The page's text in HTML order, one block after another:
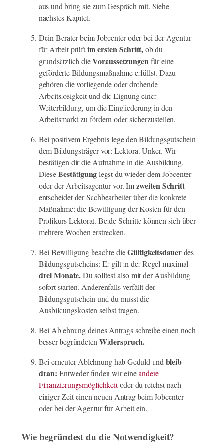
aus und bring sie zum Gespräch mit. Siehe
nächstes Kapitel.
Dein Berater beim Jobcenter oder bei der Agentur
für Arbeit prüftim ersten Schritt,ob du
grundsätzlich dieVoraussetzungen für eine
geförderte Bildungsmaßnahme erfüllst. Dazu
gehören die vorliegende oder drohende
Arbeitslosigkeit und die Eignung einer
Weiterbildung, um die Eingliederung in den
Arbeitsmarkt zu fördern oder sicherzustellen.
Bei positivem Ergebnis lege den Bildungsgutschein
dem Bildungsträger vor: Lektorat Unker. Wir
bestätigen dir die Aufnahme in die Ausbildung.
DieseBestätigunglegst du wieder dem Jobcenter
oder der Arbeitsagentur vor. Imzweiten Schritt
entscheidet der Sachbearbeiter über die konkrete
Maßnahme: die Bewilligung der Kosten für den
Profikurs Lektorat. Beide Schritte können sich über
mehrere Wochen erstrecken.
Bei Bewilligung beachte dieGültigkeitsdauerdes
Bildungsgutscheins: Er gilt in der Regel maximal
drei Monate.Du solltest also mit der Ausbildung
sofort starten. Anderenfalls verfällt der
Bildungsgutschein und du musst die
Ausbildungskosten selbst tragen.
Bei Ablehnung deines Antrags schreibe einen noch
besser begründeten Widerspruch.
Bei erneuter Ablehnung hab Geduld undbleib
dran: Entweder finden wir eineandere
Finanzierungsmöglichkeitoder du reichst nach
einiger Zeit einen neuen Antrag beim Jobcenter
oder bei der Agentur für Arbeit ein.
Wie begründest du die Notwendigkeit?